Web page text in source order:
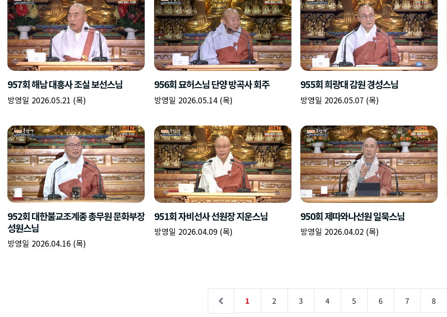
957회 해남 대흥사 조실 보선스님
방영일 2026.05.21 (목)
956회 묘허스님 단양 방곡사 회주
방영일 2026.05.14 (목)
955회 희랑대 감원 경성스님
방영일 2026.05.07 (목)
952회 대한불교조계종 총무원 문화부장
성원스님
방영일 2026.04.16 (목)
951회 자비선사 선원장 지운스님
방영일 2026.04.09 (목)
950회 제따와나선원 일묵스님
방영일 2026.04.02 (목)
1 2 3 4 5 6 7 8